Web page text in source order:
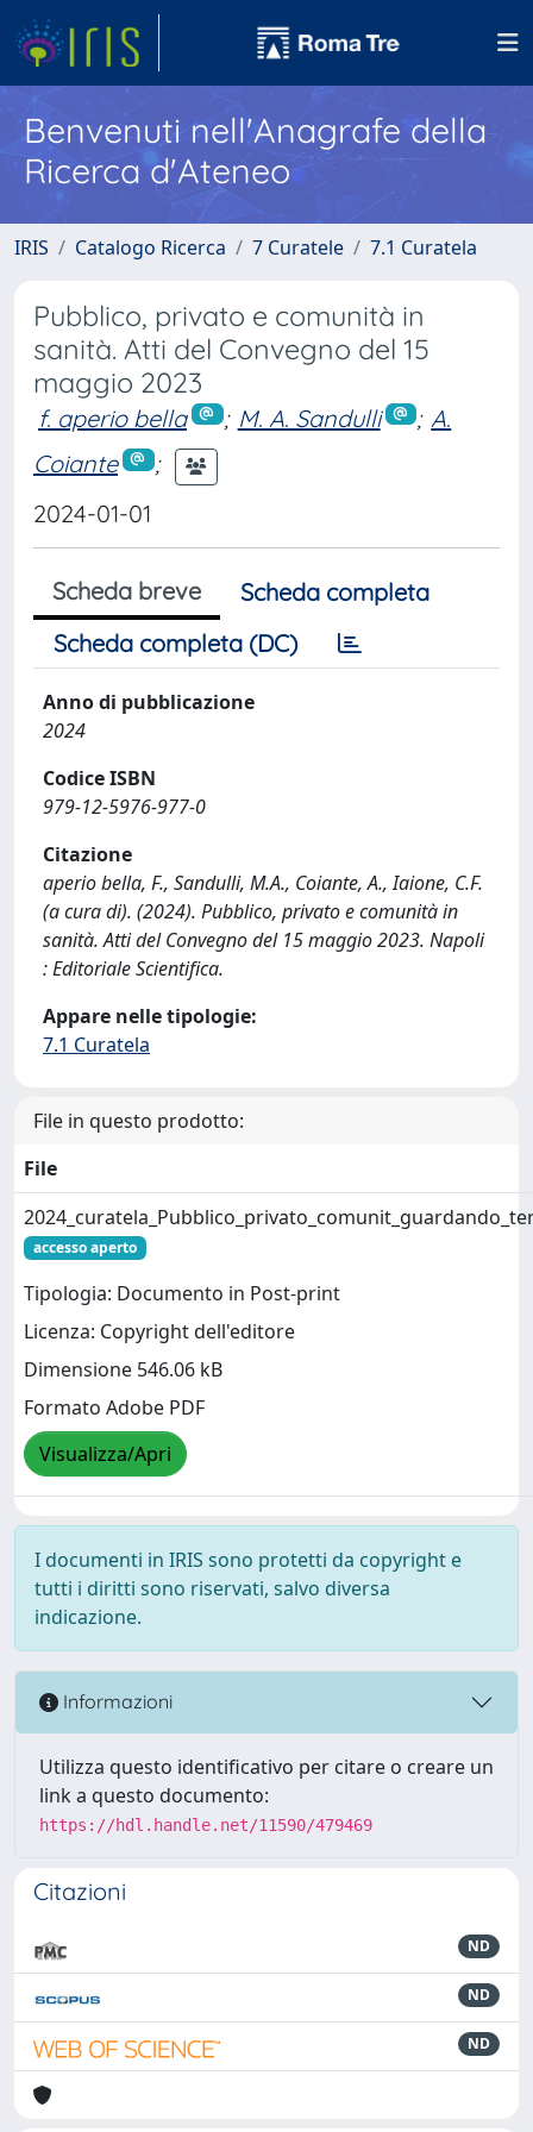
Benvenuti nell'Anagrafe della
Ricerca d'Ateneo
IRIS Catalogo Ricerca 7 Curatele 7.1 Curatela
Pubblico, privato e comunità in
sanità. Atti del Convegno del 15
maggio 2023
f. aperio bella ; M. A. Sandulli ; A.
Coiante
;
2024-01-01
Scheda breve
Scheda completa
Scheda completa (DC)
Anno di pubblicazione
2024
Codice ISBN
979-12-5976-977-0
Citazione
aperio bella, F., Sandulli, M.A., Coiante, A., Iaione, C.F.
(a cura di). (2024). Pubblico, privato e comunità in
sanità. Atti del Convegno del 15 maggio 2023. Napoli
: Editoriale Scientifica.
Appare nelle tipologie:
7.1 Curatela
File in questo prodotto:
File
accesso aperto
Tipologia: Documento in Post-print
Licenza: Copyright dell'editore
Dimensione 546.06 kB
Formato Adobe PDF
Visualizza/Apri
I documenti in IRIS sono protetti da copyright e
tutti i diritti sono riservati, salvo diversa
indicazione.
Informazioni
Utilizza questo identificativo per citare o creare un
link a questo documento:
https://hdl.handle.net/11590/479469
Citazioni
ND
ND
ND